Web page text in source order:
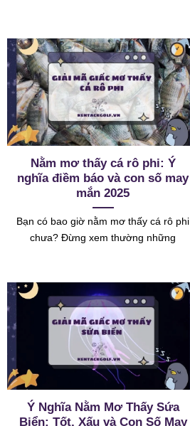
Nằm mơ thấy cá rô phi: Ý
nghĩa điềm báo và con số may
mắn 2025
Bạn có bao giờ nằm mơ thấy cá rô phi
chưa? Đừng xem thường những
Ý Nghĩa Nằm Mơ Thấy Sứa
Biển: Tốt, Xấu và Con Số May